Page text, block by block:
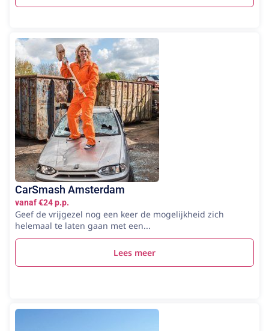
CarSmash Amsterdam
vanaf €24 p.p.
Geef de vrijgezel nog een keer de mogelijkheid zich
helemaal te laten gaan met een...
Lees meer